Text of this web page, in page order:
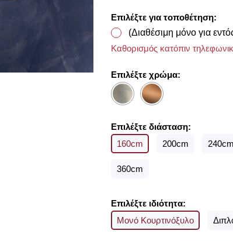
Home έχουμε ως στόχο να
προσωπικό σας χώρο και να
Με την ολοκλήρωση της
υφασμάτων για να
Επιλέξτε για τοποθέτηση:
(Διαθέσιμη μόνο για
Καθορισμός κατόπιν
Επιλέξτε χρώμα:
Επιλέξτε διάσταση:
160cm
200cm 240cm
360cm
Επιλέξτε ιδιότητα:
Μονό Κουρτινόξυλο